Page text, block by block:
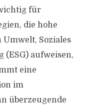
für
die hohe
Umwelt, Soziales
aufweisen,
eine
im
überzeugende